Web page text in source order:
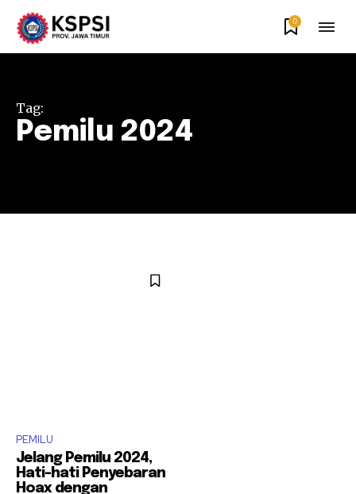
0
Tag:
Pemilu 2024
PEMILU
Jelang Pemilu 2024,
Hati-hati Penyebaran
Hoax dengan